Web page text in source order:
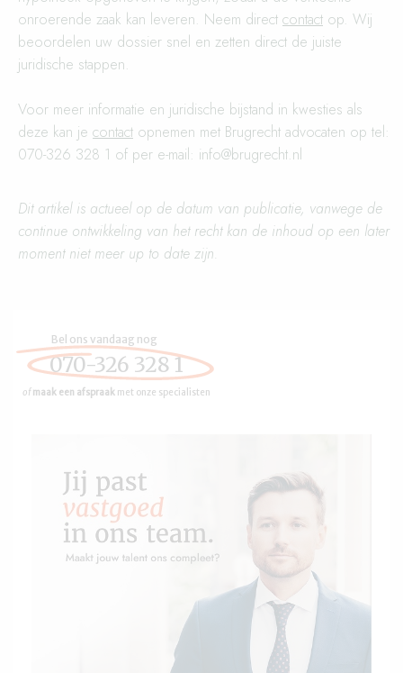
onroerende zaak kan leveren. Neem direct contact op. Wij
beoordelen uw dossier snel en zetten direct de juiste
juridische stappen.
Voor meer informatie en juridische bijstand in kwesties als
deze kan je contact opnemen met Brugrecht advocaten op tel:
070-326 328 1 of per e-mail: info@brugrecht.nl
Dit artikel is actueel op de datum van publicatie, vanwege de
continue ontwikkeling van het recht kan de inhoud op een later
moment niet meer up to date zijn.
Bel ons vandaag nog
070-326 328 1
of maak een afspraak met onze specialisten